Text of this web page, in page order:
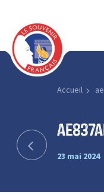
Accueil
23 mai 2024